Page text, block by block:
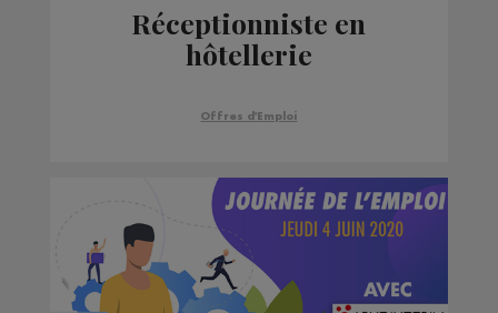
Réceptionniste en
hôtellerie
Offres d'Emploi